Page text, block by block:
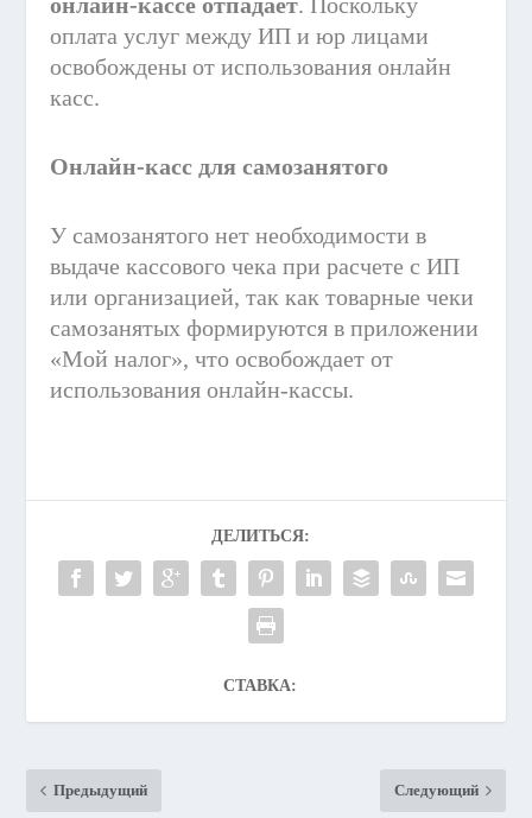
онлайн-кассе отпадает. Поскольку
оплата услуг между ИП и юр лицами
освобождены от использования онлайн
касс.
Онлайн-касс для самозанятого
У самозанятого нет необходимости в
выдаче кассового чека при расчете с ИП
или организацией, так как товарные чеки
самозанятых формируются в приложении
«Мой налог», что освобождает от
использования онлайн-кассы.
ДЕЛИТЬСЯ:
СТАВКА:
Предыдущий Следующий